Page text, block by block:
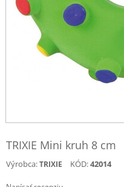
TRIXIE Mini kruh 8 cm
Výrobca:TRIXIE KÓD:42014